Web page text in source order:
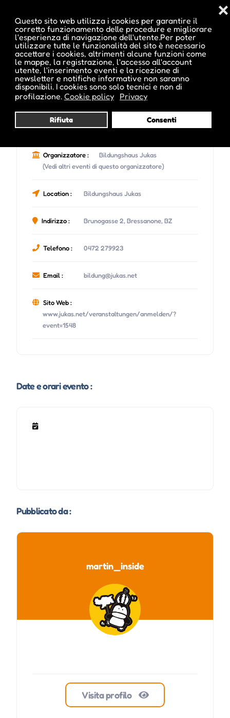
Questo sito web utilizza i cookies per garantire il
corretto funzionamento delle procedure e migliorare
l'esperienza di navigazione dell'utente.Per poter
utilizzare tutte le funzionalità del sito è necessario
accettare i cookies, altrimenti alcune funzioni come
le mappe, la registrazione, l'accesso all'account
utente, l'inserimento eventi e la ricezione di
newsletter e notifiche informative non saranno
disponibili. I cookies sono solo tecnici e non di
profilazione. Cookie policy Privacy
Rifiuta Consenti
❌
Organizzatore :
Bildungshaus Jukas
(Vedi altri eventi di questo organizzatore)
Location : Bildungshaus Jukas
Indirizzo : Brunogasse 2, Bressanone, BZ
Telefono : 0472 279923
Email : bildung@jukas.net
Sito Web :
www.jukas.net/veranstaltungen/anmelden/?
event=1548
Date e orari evento :
Pubblicato da :
martin_inside
Visita profilo